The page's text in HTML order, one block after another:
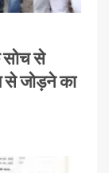
सोच से
से जोड़ने का